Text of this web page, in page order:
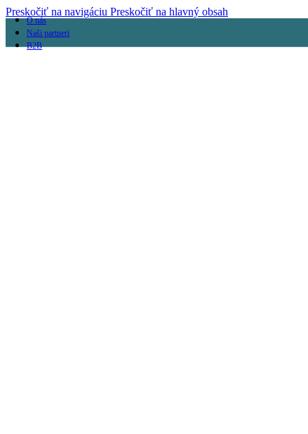
Preskočiť na navigáciu Preskočiť na hlavný obsah
O nás
Naši partneri
B2B